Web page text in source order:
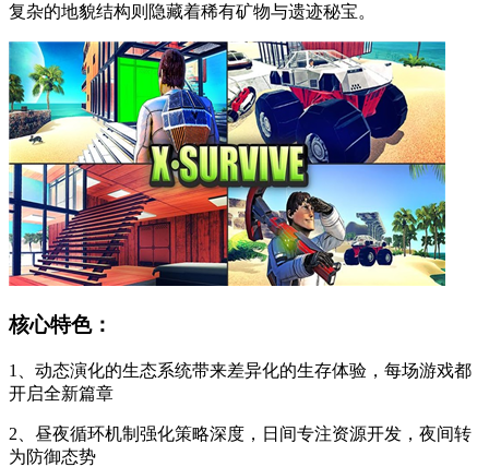
复杂的地貌结构则隐藏着稀有矿物与遗迹秘宝。
核心特色：
1、动态演化的生态系统带来差异化的生存体验，每场游戏都
开启全新篇章
2、昼夜循环机制强化策略深度，日间专注资源开发，夜间转
为防御态势